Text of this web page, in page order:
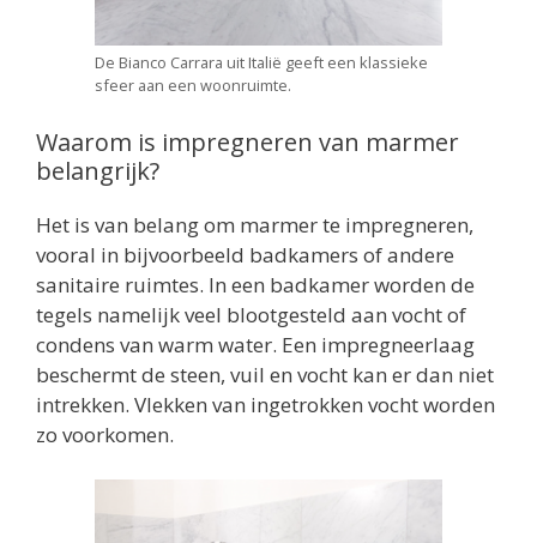
De Bianco Carrara uit Italië geeft een klassieke
sfeer aan een woonruimte.
Waarom is impregneren van marmer
belangrijk?
Het is van belang om marmer te impregneren,
vooral in bijvoorbeeld badkamers of andere
sanitaire ruimtes. In een badkamer worden de
tegels namelijk veel blootgesteld aan vocht of
condens van warm water. Een impregneerlaag
beschermt de steen, vuil en vocht kan er dan niet
intrekken. Vlekken van ingetrokken vocht worden
zo voorkomen.